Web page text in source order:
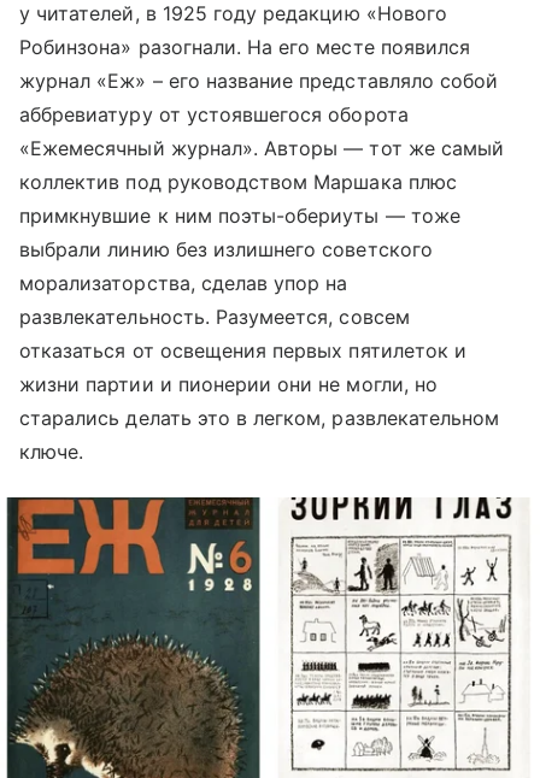
у читателей, в 1925 году редакцию «Нового
Робинзона» разогнали. На его месте появился
журнал «Еж» – его название представляло собой
аббревиатуру от устоявшегося оборота
«Ежемесячный журнал». Авторы — тот же самый
коллектив под руководством Маршака плюс
примкнувшие к ним поэты-обериуты — тоже
выбрали линию без излишнего советского
морализаторства, сделав упор на
развлекательность. Разумеется, совсем
отказаться от освещения первых пятилеток и
жизни партии и пионерии они не могли, но
старались делать это в легком, развлекательном
ключе.